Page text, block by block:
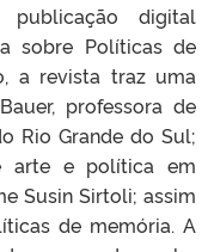
publicação digital
sobre Políticas de
a revista traz uma
professora de
Rio Grande do Sul;
arte e política em
Susin Sirtoli; assim
de memória. A